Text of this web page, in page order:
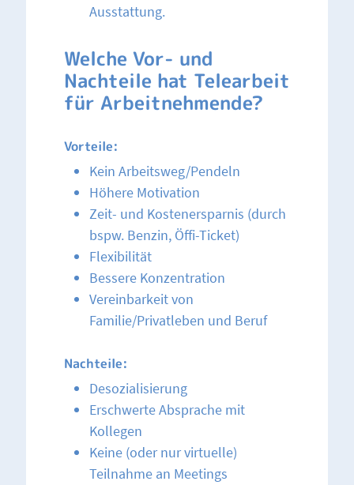
Ausstattung.
Welche Vor- und
Nachteile hat Telearbeit
für Arbeitnehmende?
Vorteile:
Kein Arbeitsweg/Pendeln
Höhere Motivation
Zeit- und Kostenersparnis (durch
bspw. Benzin, Öffi-Ticket)
Flexibilität
Bessere Konzentration
Vereinbarkeit von
Familie/Privatleben und Beruf
Nachteile:
Desozialisierung
Erschwerte Absprache mit
Kollegen
Keine (oder nur virtuelle)
Teilnahme an Meetings